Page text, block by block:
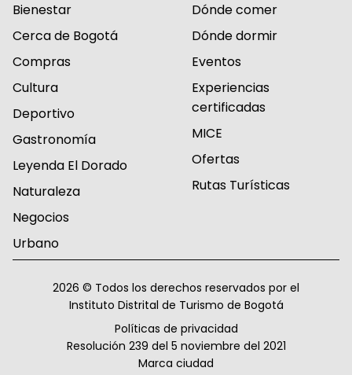
Bienestar
Cerca de Bogotá
Compras
Cultura
Deportivo
Gastronomía
Leyenda El Dorado
Naturaleza
Negocios
Urbano
Dónde comer
Dónde dormir
Eventos
Experiencias
certificadas
MICE
Ofertas
Rutas Turísticas
2026 © Todos los derechos reservados por el
Instituto Distrital de Turismo de Bogotá
Políticas de privacidad
Resolución 239 del 5 noviembre del 2021
Marca ciudad